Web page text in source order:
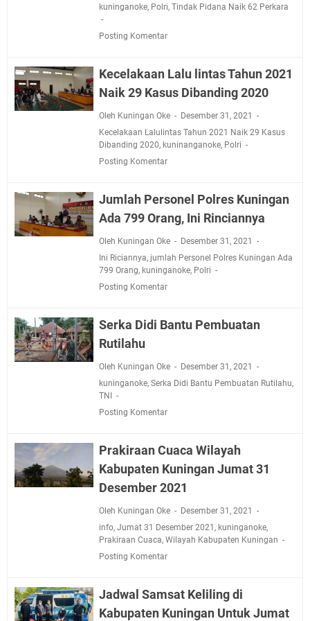
kuninganoke, Polri, Tindak Pidana Naik 62 Perkara
Posting Komentar
Kecelakaan Lalu lintas Tahun 2021
Naik 29 Kasus Dibanding 2020
Oleh Kuningan Oke
Desember 31, 2021
Kecelakaan Lalulintas Tahun 2021 Naik 29 Kasus
Dibanding 2020, kuninanganoke, Polri
Posting Komentar
Jumlah Personel Polres Kuningan
Ada 799 Orang, Ini Rinciannya
Oleh Kuningan Oke
Desember 31, 2021
Ini Riciannya, jumlah Personel Polres Kuningan Ada
799 Orang, kuninganoke, Polri
Posting Komentar
Serka Didi Bantu Pembuatan
Rutilahu
Oleh Kuningan Oke
Desember 31, 2021
kuninganoke, Serka Didi Bantu Pembuatan Rutilahu,
TNI
Posting Komentar
Prakiraan Cuaca Wilayah
Kabupaten Kuningan Jumat 31
Desember 2021
Oleh Kuningan Oke
Desember 31, 2021
info, Jumat 31 Desember 2021 , kuninganoke,
Prakiraan Cuaca, Wilayah Kabupaten Kuningan
Posting Komentar
Jadwal Samsat Keliling di
Kabupaten Kuningan Untuk Jumat